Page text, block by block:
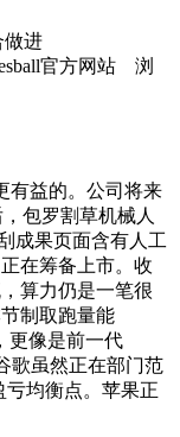
做进
官方网站 浏
益的。公司将来
包罗割草机械人
成果页面含有人工
在筹备上市。收
算力仍是一笔很
制取跑量能
更像是前一代
歌虽然正在部门范
亏均衡点。苹果正